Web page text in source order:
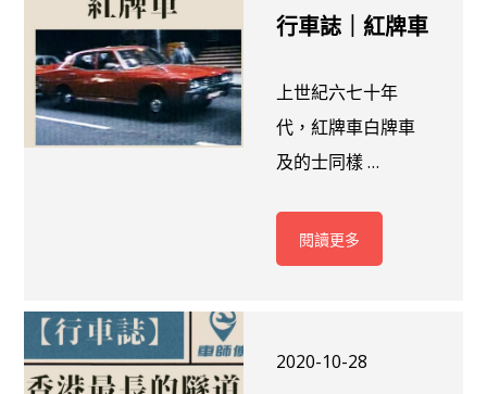
行車誌｜紅牌車
上世紀六七十年
代，紅牌車白牌車
及的士同樣 …
閱讀更多
2020-10-28